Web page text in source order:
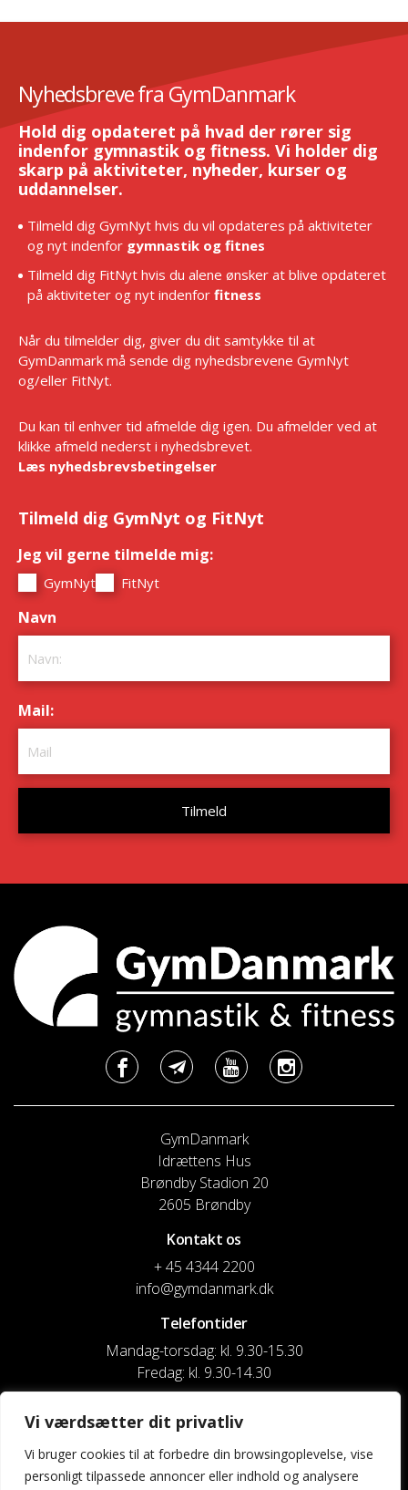
Vi værdsætter dit privatliv
Vi bruger cookies til at forbedre din browsingoplevelse, vise
personligt tilpassede annoncer eller indhold og analysere
Nyhedsbreve fra GymDanmark
Hold dig opdateret på hvad der rører sig
indenfor gymnastik og fitness. Vi holder dig
skarp på aktiviteter, nyheder, kurser og
uddannelser.
Tilmeld dig GymNyt hvis du vil opdateres på aktiviteter
og nyt indenfor gymnastik og fitnes
Tilmeld dig FitNyt hvis du alene ønsker at blive opdateret
på aktiviteter og nyt indenfor fitness
Når du tilmelder dig, giver du dit samtykke til at
GymDanmark må sende dig nyhedsbrevene GymNyt
og/eller FitNyt.
Du kan til enhver tid afmelde dig igen. Du afmelder ved at
klikke afmeld nederst i nyhedsbrevet.
Læs nyhedsbrevsbetingelser
Tilmeld dig GymNyt og FitNyt
Jeg vil gerne tilmelde mig:
GymNyt FitNyt
Navn
Mail:
GymDanmark
Idrættens Hus
Brøndby Stadion 20
2605 Brøndby
Kontakt os
+ 45 4344 2200
info@gymdanmark.dk
Telefontider
Mandag-torsdag: kl. 9.30-15.30
Fredag: kl. 9.30-14.30
CVR nr. 20916818
Reg. & Kontonr.: 4180 3119119022
Privatlivspolitik og cookies